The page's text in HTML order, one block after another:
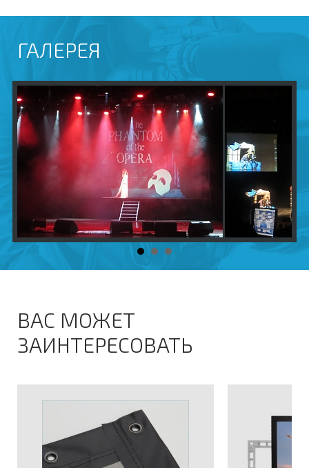
ГАЛЕРЕЯ
ВАС МОЖЕТ
ЗАИНТЕРЕСОВАТЬ